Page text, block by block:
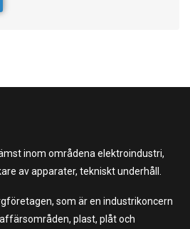
inom områdena elektroindustri,
av apparater, tekniskt underhåll.
som är en industrikoncern
plast, plåt och